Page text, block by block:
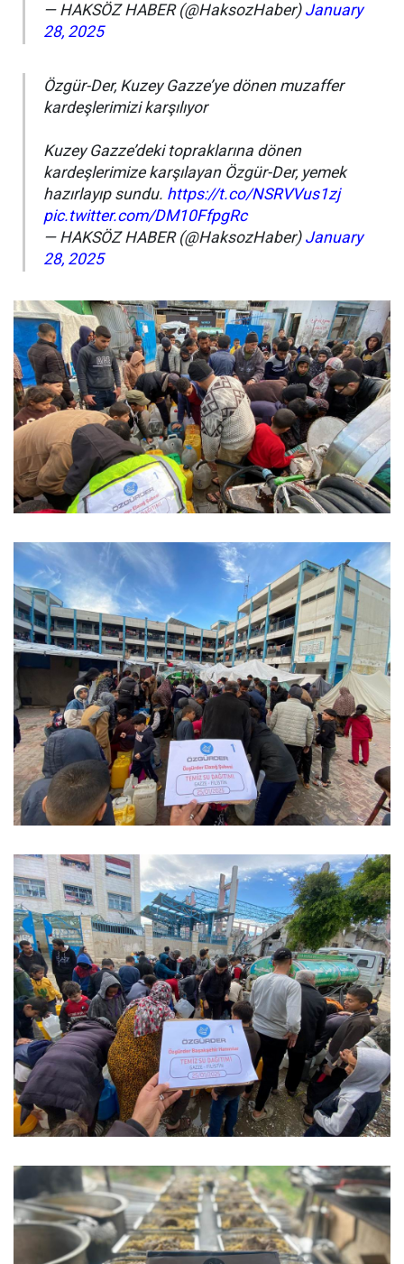
— HAKSÖZ HABER (@HaksozHaber) January
28, 2025
Özgür-Der, Kuzey Gazze’ye dönen muzaffer
kardeşlerimizi karşılıyor
Kuzey Gazze’deki topraklarına dönen
kardeşlerimize karşılayan Özgür-Der, yemek
hazırlayıp sundu. https://t.co/NSRVVus1zj
pic.twitter.com/DM10FfpgRc
— HAKSÖZ HABER (@HaksozHaber) January
28, 2025